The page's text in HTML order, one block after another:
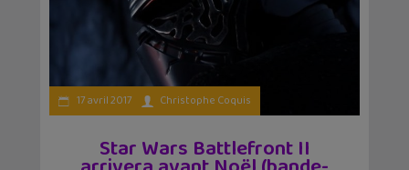
17 avril 2017 Christophe Coquis
Star Wars Battlefront II